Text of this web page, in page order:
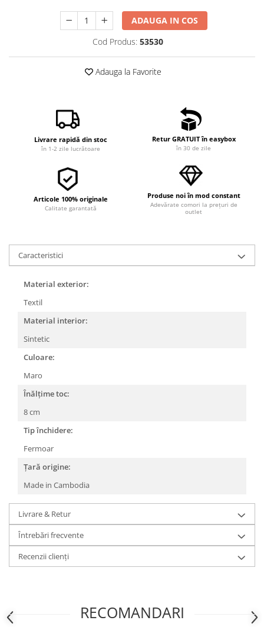
ADAUGA IN COS
Cod Produs: 53530
Adauga la Favorite
Livrare rapidă din stoc
în 1-2 zile lucrătoare
Retur GRATUIT în easybox
în 30 de zile
Articole 100% originale
Calitate garantată
Produse noi în mod constant
Adevărate comori la prețuri de
outlet
Caracteristici
Material exterior:
Textil
Material interior:
Sintetic
Culoare:
Maro
Înălțime toc:
8 cm
Tip închidere:
Fermoar
Țară origine:
Made in Cambodia
Livrare & Retur
Întrebări frecvente
Recenzii clienți
RECOMANDARI